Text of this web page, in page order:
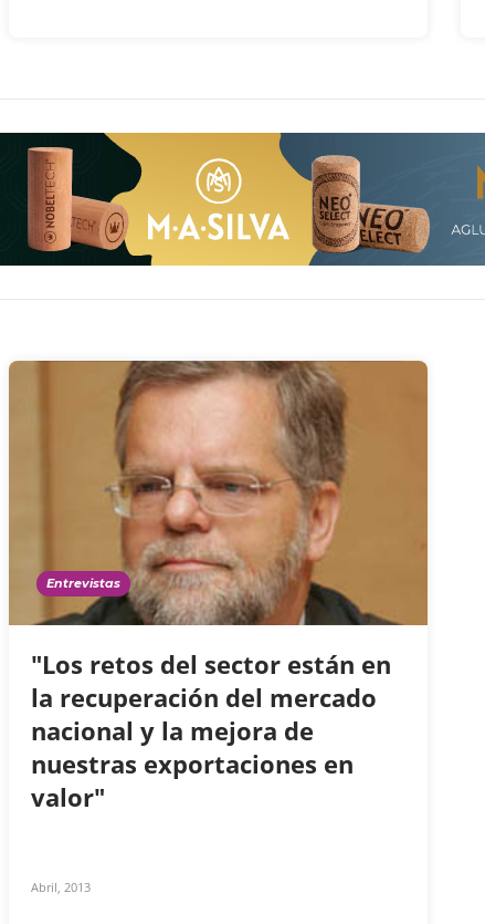
Entrevistas
"Los retos del sector están en
la recuperación del mercado
nacional y la mejora de
nuestras exportaciones en
valor"
Abril, 2013